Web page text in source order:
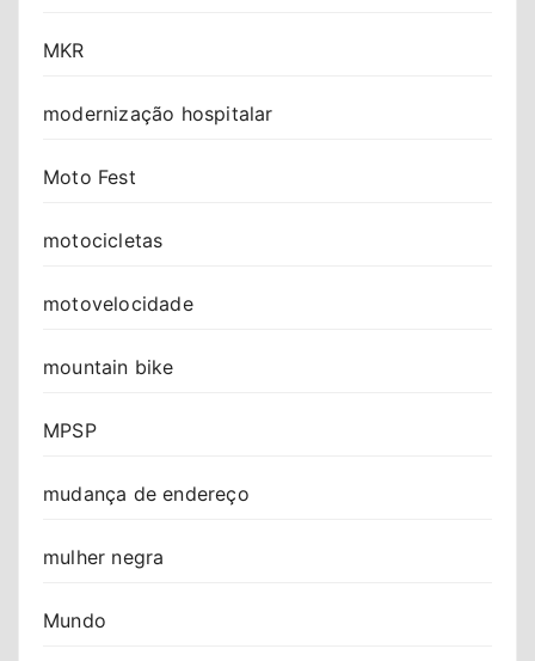
MKR
modernização hospitalar
Moto Fest
motocicletas
motovelocidade
mountain bike
MPSP
mudança de endereço
mulher negra
Mundo